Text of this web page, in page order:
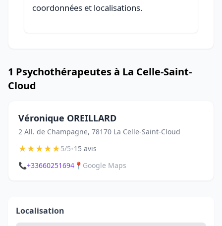
coordonnées et localisations.
1 Psychothérapeutes à La Celle-Saint-
Cloud
Véronique OREILLARD
2 All. de Champagne, 78170 La Celle-Saint-Cloud
★★★★★5/5•15 avis
📞+33660251694 📍 Google Maps
Localisation